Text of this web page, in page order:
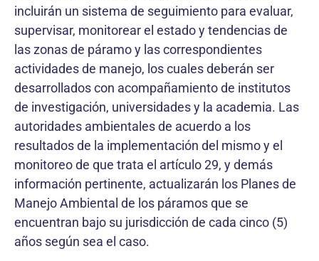
incluirán un sistema de seguimiento para evaluar,
supervisar, monitorear el estado y tendencias de
las zonas de páramo y las correspondientes
actividades de manejo, los cuales deberán ser
desarrollados con acompañamiento de institutos
de investigación, universidades y la academia. Las
autoridades ambientales de acuerdo a los
resultados de la implementación del mismo y el
monitoreo de que trata el artículo 29, y demás
información pertinente, actualizarán los Planes de
Manejo Ambiental de los páramos que se
encuentran bajo su jurisdicción de cada cinco (5)
años según sea el caso.